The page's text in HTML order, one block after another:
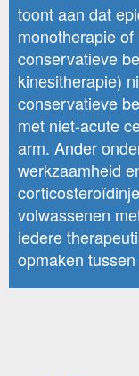
toont aan dat
monotherapie
conservatieve
kinesitherapie)
conservatieve
met niet-acute
arm. Ander
werkzaamheid
volwassenen
iedere
opmaken